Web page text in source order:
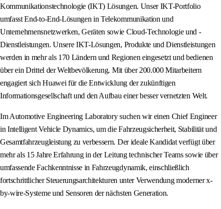
Kommunikationstechnologie (IKT) Lösungen. Unser IKT-Portfolio
umfasst End-to-End-Lösungen in Telekommunikation und
Unternehmensnetzwerken, Geräten sowie Cloud-Technologie und -
Dienstleistungen. Unsere IKT-Lösungen, Produkte und Dienstleistungen
werden in mehr als 170 Ländern und Regionen eingesetzt und bedienen
über ein Drittel der Weltbevölkerung. Mit über 200.000 Mitarbeitern
engagiert sich Huawei für die Entwicklung der zukünftigen
Informationsgesellschaft und den Aufbau einer besser vernetzten Welt.
Im Automotive Engineering Laboratory suchen wir einen Chief Engineer
in Intelligent Vehicle Dynamics, um die Fahrzeugsicherheit, Stabilität und
Gesamtfahrzeugleistung zu verbessern. Der ideale Kandidat verfügt über
mehr als 15 Jahre Erfahrung in der Leitung technischer Teams sowie über
umfassende Fachkenntnisse in Fahrzeugdynamik, einschließlich
fortschrittlicher Steuerungsarchitekturen unter Verwendung moderner x-
by-wire-Systeme und Sensoren der nächsten Generation.